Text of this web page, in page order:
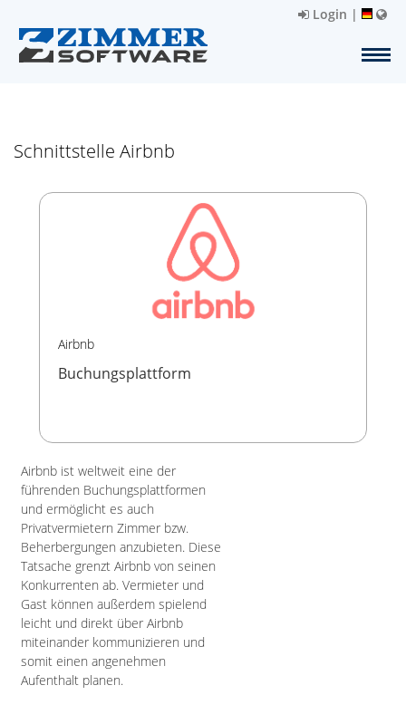
Login |
Schnittstelle Airbnb
Airbnb
Buchungsplattform
Airbnb ist weltweit eine der
führenden Buchungsplattformen
und ermöglicht es auch
Privatvermietern Zimmer bzw.
Beherbergungen anzubieten. Diese
Tatsache grenzt Airbnb von seinen
Konkurrenten ab. Vermieter und
Gast können außerdem spielend
leicht und direkt über Airbnb
miteinander kommunizieren und
somit einen angenehmen
Aufenthalt planen.